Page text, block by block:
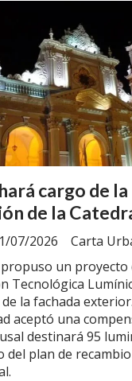
cargo de
de la
Carta
07/2026
un proyecto
Tecnológica
la fachada
aceptó una
destinará 95
del plan de